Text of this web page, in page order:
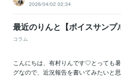
2026/04/02 02:34
最近のりんと【ボイスサン
コラム
こんにちは、有村りんです♡とっても
グなので、近況報告を書いてみたいと